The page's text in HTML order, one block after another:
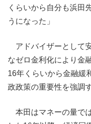
くらいから自分も浜田
うになった」
アドバイザーとして
なゼロ金利化により金
16年くらいから金融緩
政政策の重要性を強調
本田はマネーの量で